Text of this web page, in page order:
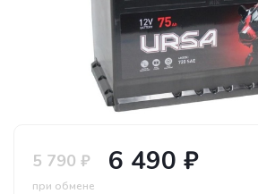
5 790 ₽ 6 490 ₽
при обмене